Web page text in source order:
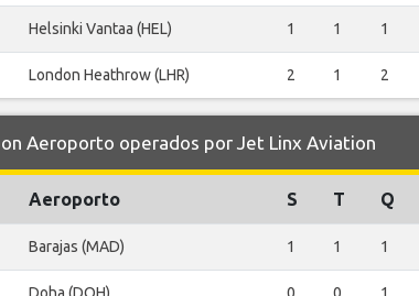
Helsinki Vantaa (HEL) 1 1 1
London Heathrow (LHR) 2 1 2
Aeroporto operados por Jet Linx Aviation
Aeroporto S T Q
Barajas (MAD) 1 1 1